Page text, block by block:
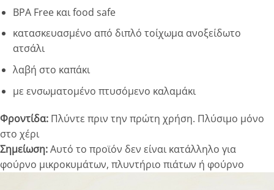
BPA Free και food safe
κατασκευασμένο από διπλό τοίχωμα ανοξείδωτο
ατσάλι
λαβή στο καπάκι
με ενσωματομένο πτυσόμενο καλαμάκι
Φροντίδα: Πλύντε πριν την πρώτη χρήση. Πλύσιμο μόνο
στο χέρι
Σημείωση:Αυτό το προϊόν δεν είναι κατάλληλο για
φούρνο μικροκυμάτων, πλυντήριο πιάτων ή φούρνο